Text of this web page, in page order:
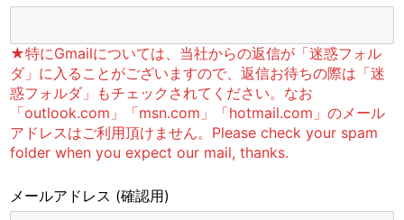
★特にGmailについては、当社からの返信が「迷惑フォル
ダ」に入ることがございますので、返信お待ちの際は「迷
惑フォルダ」もチェックされてください。なお
「outlook.com」「msn.com」「hotmail.com」のメール
アドレスはご利用頂けません。Please check your spam
folder when you expect our mail, thanks.
メールアドレス (確認用)